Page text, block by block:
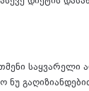
საყვარელი
ნუ